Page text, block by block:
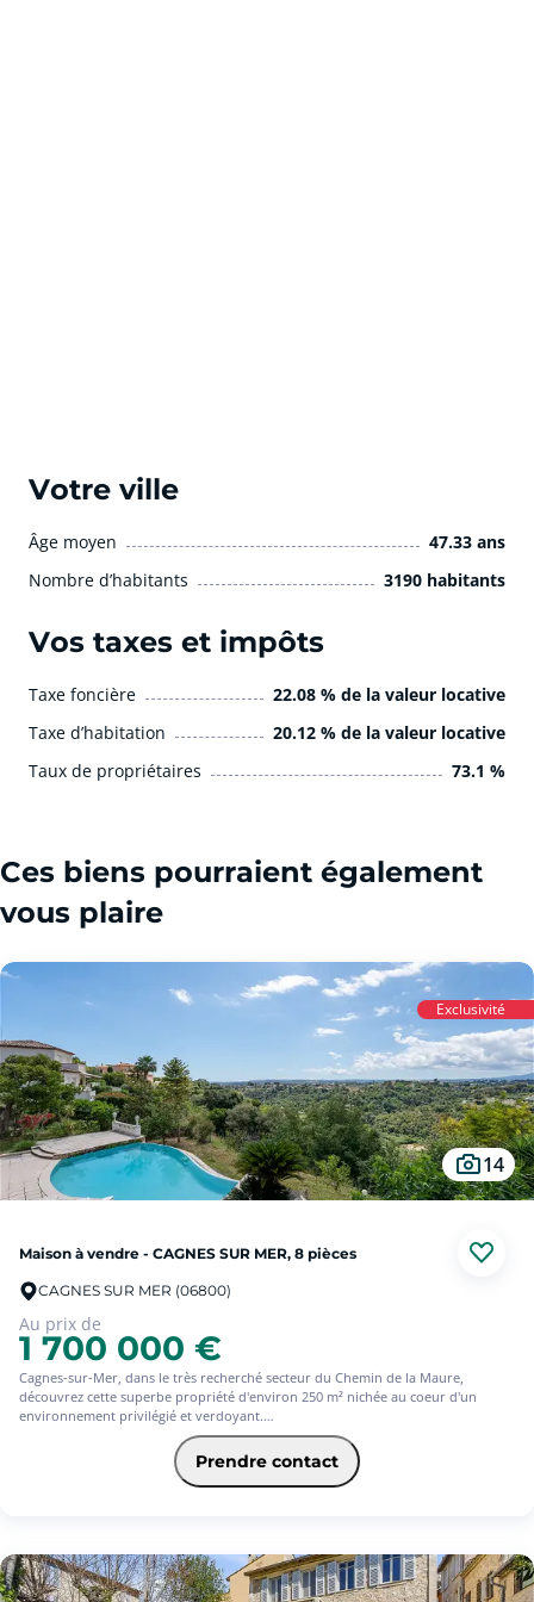
Votre ville
Âge moyen
47.33 ans
Nombre d’habitants
3190 habitants
Vos taxes et impôts
Taxe foncière
22.08 % de la valeur locative
Taxe d’habitation
20.12 % de la valeur locative
Taux de propriétaires
73.1 %
Ces biens pourraient également
vous plaire
Exclusivité
14
Maison à vendre - CAGNES SUR MER, 8 pièces
CAGNES SUR MER (06800)
Au prix de
1 700 000 €
Cagnes-sur-Mer, dans le très recherché secteur du Chemin de la Maure,
découvrez cette superbe propriété d'environ 250 m² nichée au coeur d'un
environnement privilégié et verdoyant.
Édifiée sur un terrain de 5 000 m² dont 2 000 m² exploitables et le reste en zone
verte, cette maison offre un véritable havre de paix avec une vue dégagée
exceptionnelle jusqu'au château de Cagnes-sur-Mer et une exposition sud-
qualité de ses prestations : chauffage au sol, climatisation, aspiration
centralisée, tout a été pensé pour un confort optimal.
Prendre contact